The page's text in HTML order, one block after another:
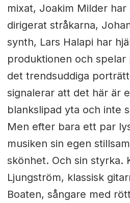
mixat, Joakim Milder
dirigerat stråkarna,
synth, Lars Halapi har
produktionen och spelar
det trendsuddiga
signalerar att det här är
blankslipad yta och inte
Men efter bara ett par
musiken sin egen
skönhet. Och sin styrka.
Ljungström, klassisk
Boaten, sångare med